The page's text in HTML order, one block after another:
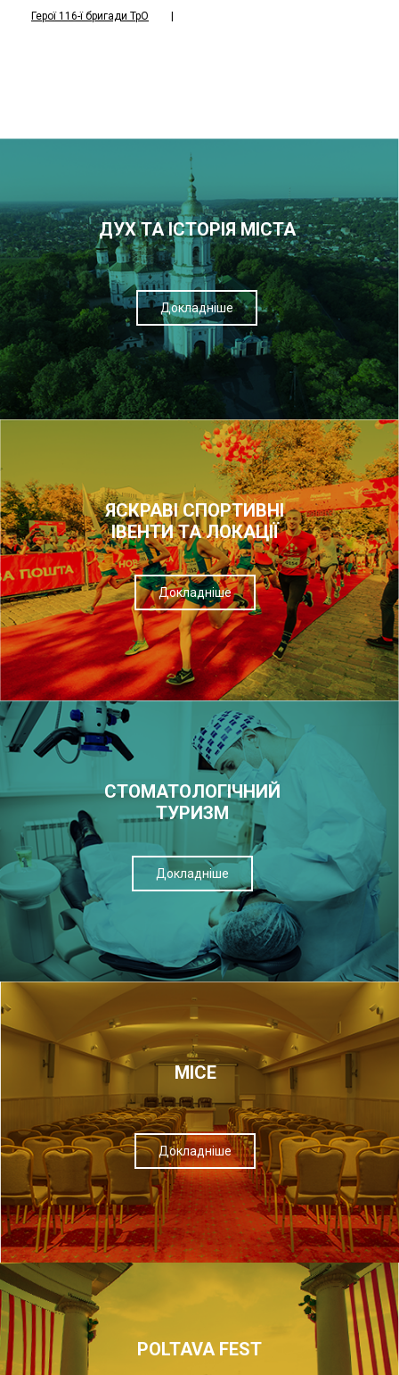
Герої 116-ї бригади ТрО |
ДУХ ТА ІСТОРІЯ МІСТА
Докладніше
ЯСКРАВІ СПОРТИВНІ
ІВЕНТИ ТА ЛОКАЦІЇ
Докладніше
СТОМАТОЛОГІЧНИЙ
ТУРИЗМ
Докладніше
МІСЕ
Докладніше
POLTAVA FEST